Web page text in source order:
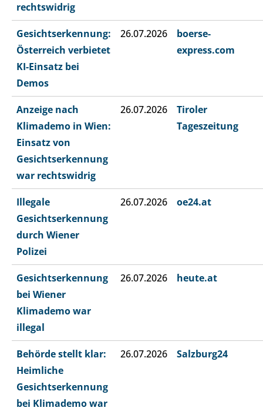
rechtswidrig
Gesichtserkennung:
Österreich verbietet
KI-Einsatz bei
Demos
26.07.2026
boerse-
express.com
Anzeige nach
Klimademo in Wien:
Einsatz von
Gesichtserkennung
war rechtswidrig
26.07.2026
Tiroler
Tageszeitung
Illegale
Gesichtserkennung
durch Wiener
Polizei
26.07.2026 oe24.at
Gesichtserkennung
bei Wiener
Klimademo war
illegal
26.07.2026 heute.at
Behörde stellt klar:
Heimliche
Gesichtserkennung
bei Klimademo war
26.07.2026 Salzburg24